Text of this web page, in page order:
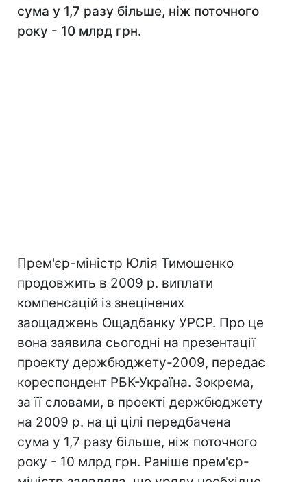
сума у 1,7 разу більше, ніж поточного
року - 10 млрд грн.
Прем'єр-міністр Юлія Тимошенко
продовжить в 2009 р. виплати
компенсацій із знецінених
заощаджень Ощадбанку УРСР. Про це
вона заявила сьогодні на презентації
проекту держбюджету-2009, передає
кореспондент РБК-Україна. Зокрема,
за її словами, в проекті держбюджету
на 2009 р. на ці цілі передбачена
сума у 1,7 разу більше, ніж поточного
року - 10 млрд грн. Раніше прем'єр-